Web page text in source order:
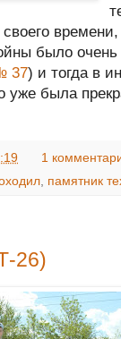
было
37) и тогда в
уже была
1
, памятник
26)